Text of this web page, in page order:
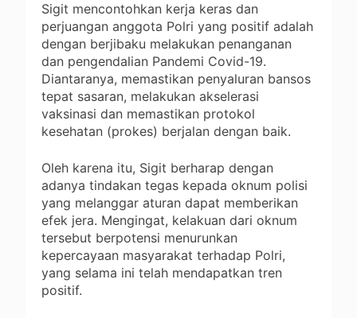
Sigit mencontohkan kerja keras dan
perjuangan anggota Polri yang positif adalah
dengan berjibaku melakukan penanganan
dan pengendalian Pandemi Covid-19.
Diantaranya, memastikan penyaluran bansos
tepat sasaran, melakukan akselerasi
vaksinasi dan memastikan protokol
kesehatan (prokes) berjalan dengan baik.
Oleh karena itu, Sigit berharap dengan
adanya tindakan tegas kepada oknum polisi
yang melanggar aturan dapat memberikan
efek jera. Mengingat, kelakuan dari oknum
tersebut berpotensi menurunkan
kepercayaan masyarakat terhadap Polri,
yang selama ini telah mendapatkan tren
positif.